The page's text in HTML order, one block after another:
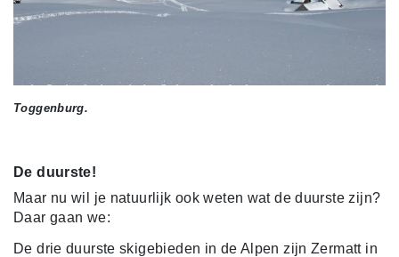
Toggenburg.
De duurste!
Maar nu wil je natuurlijk ook weten wat de duurste zijn?
Daar gaan we:
De drie duurste skigebieden in de Alpen zijn Zermatt in